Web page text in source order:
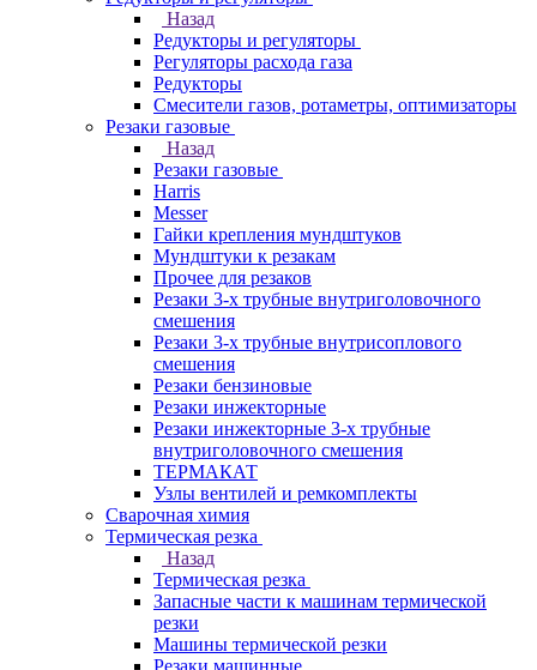
Назад
Редукторы и регуляторы
Регуляторы расхода газа
Редукторы
Смесители газов, ротаметры, оптимизаторы
Резаки газовые
Назад
Резаки газовые
Harris
Messer
Гайки крепления мундштуков
Мундштуки к резакам
Прочее для резаков
Резаки 3-х трубные внутриголовочного
смешения
Резаки 3-х трубные внутрисоплового
смешения
Резаки бензиновые
Резаки инжекторные
Резаки инжекторные 3-х трубные
внутриголовочного смешения
ТЕРМАКАТ
Узлы вентилей и ремкомплекты
Сварочная химия
Термическая резка
Назад
Термическая резка
Запасные части к машинам термической
резки
Машины термической резки
Резаки машинные